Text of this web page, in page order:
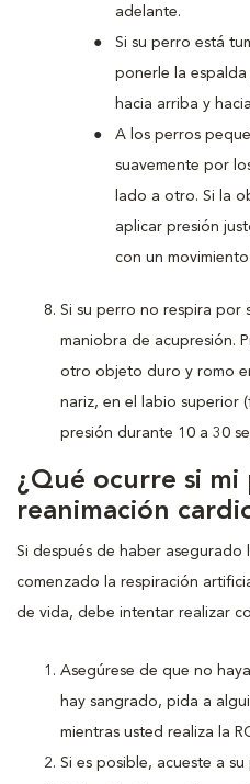
adelante.
Si su perro está
ponerle la
hacia arriba y
A los perros
suavemente por
lado a otro. Si la
aplicar presión
con un
Si su perro no respira por
maniobra de acupresión.
otro objeto duro y romo
nariz, en el labio superior
presión durante 10 a 30
¿Qué ocurre si mi
reanimación
Si después de haber asegurado
comenzado la respiración
de vida, debe intentar realizar
Asegúrese de que no
hay sangrado, pida a
mientras usted realiza la
Si es posible, acueste a